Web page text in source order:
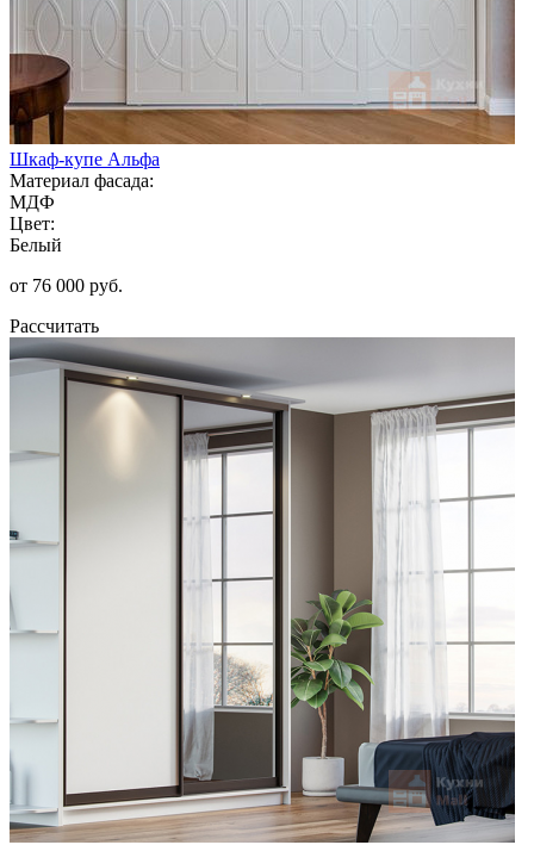
Шкаф-купе Альфа
Материал фасада:
МДФ
Цвет:
Белый
от 76 000 руб.
Рассчитать